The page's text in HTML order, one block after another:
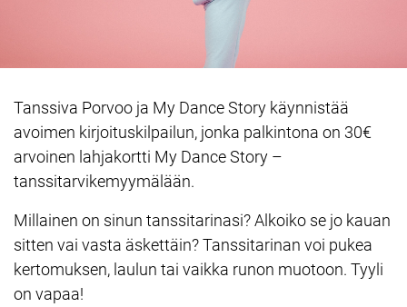
Tanssiva Porvoo ja My Dance Story käynnistää
avoimen kirjoituskilpailun, jonka palkintona on 30€
arvoinen lahjakortti My Dance Story –
tanssitarvikemyymälään.
Millainen on sinun tanssitarinasi? Alkoiko se jo kauan
sitten vai vasta äskettäin? Tanssitarinan voi pukea
kertomuksen, laulun tai vaikka runon muotoon. Tyyli
on vapaa!